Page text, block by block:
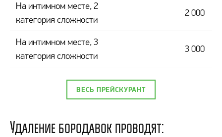
На интимном месте, 2
категория сложности
2 000
На интимном месте, 3
категория сложности
3 000
ВЕСЬ ПРЕЙСКУРАНТ
Удаление бородавок проводят: